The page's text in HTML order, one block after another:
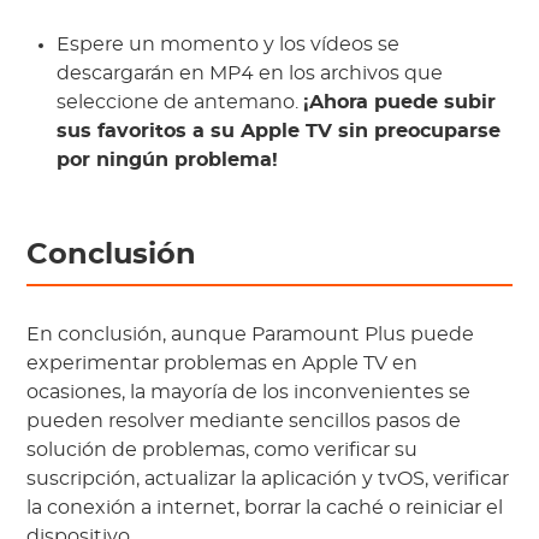
Espere un momento y los vídeos se
descargarán en MP4 en los archivos que
seleccione de antemano. ¡Ahora puede subir
sus favoritos a su Apple TV sin preocuparse
por ningún problema!
Conclusión
En conclusión, aunque Paramount Plus puede
experimentar problemas en Apple TV en
ocasiones, la mayoría de los inconvenientes se
pueden resolver mediante sencillos pasos de
solución de problemas, como verificar su
suscripción, actualizar la aplicación y tvOS, verificar
la conexión a internet, borrar la caché o reiniciar el